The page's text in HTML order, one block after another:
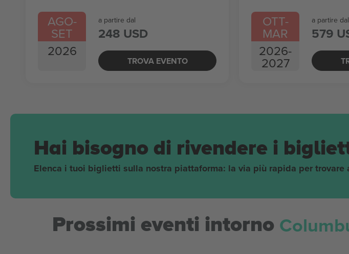
AGO-
SET
2026
a partire dal
248 USD
TROVA EVENTO
OTT-
MAR
2026-
2027
a partire dal
579
Hai bisogno di rivendere i
Elenca i tuoi biglietti sulla nostra piattaforma: la via più rapida per trovare
Prossimi eventi intorno